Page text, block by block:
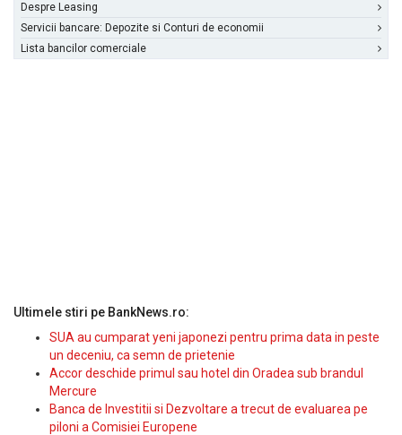
Despre Leasing
Servicii bancare: Depozite si Conturi de economii
Lista bancilor comerciale
Ultimele stiri pe BankNews.ro:
SUA au cumparat yeni japonezi pentru prima data in peste
un deceniu, ca semn de prietenie
Accor deschide primul sau hotel din Oradea sub brandul
Mercure
Banca de Investitii si Dezvoltare a trecut de evaluarea pe
piloni a Comisiei Europene